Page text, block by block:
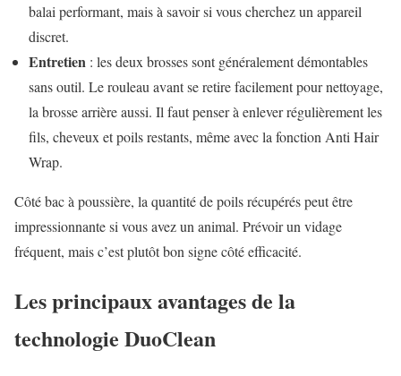
balai performant, mais à savoir si vous cherchez un appareil
discret.
Entretien : les deux brosses sont généralement démontables
sans outil. Le rouleau avant se retire facilement pour nettoyage,
la brosse arrière aussi. Il faut penser à enlever régulièrement les
fils, cheveux et poils restants, même avec la fonction Anti Hair
Wrap.
Côté bac à poussière, la quantité de poils récupérés peut être
impressionnante si vous avez un animal. Prévoir un vidage
fréquent, mais c’est plutôt bon signe côté efficacité.
Les principaux avantages de la
technologie DuoClean